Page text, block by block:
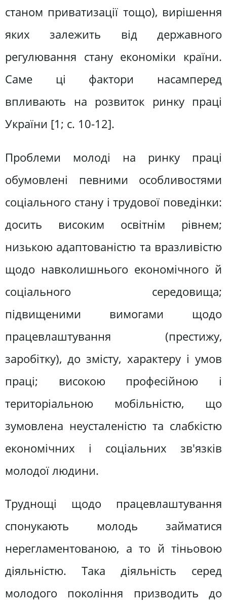
станом приватизації тощо), вирішення
яких залежить від державного
регулювання стану економіки країни.
Саме ці фактори насамперед
впливають на розвиток ринку праці
України [1; c. 10-12].
Проблеми молоді на ринку праці
обумовлені певними особливостями
соціального стану і трудової поведінки:
досить високим освітнім рівнем;
низькою адаптованістю та вразливістю
щодо навколишнього економічного й
соціального середовища;
підвищеними вимогами щодо
працевлаштування (престижу,
заробітку), до змісту, характеру і умов
праці; високою професійною і
територіальною мобільністю, що
зумовлена неусталеністю та слабкістю
економічних і соціальних зв'язків
молодої людини.
Труднощі щодо працевлаштування
спонукають молодь займатися
нерегламентованою, а то й тіньовою
діяльністю. Така діяльність серед
молодого покоління призводить до